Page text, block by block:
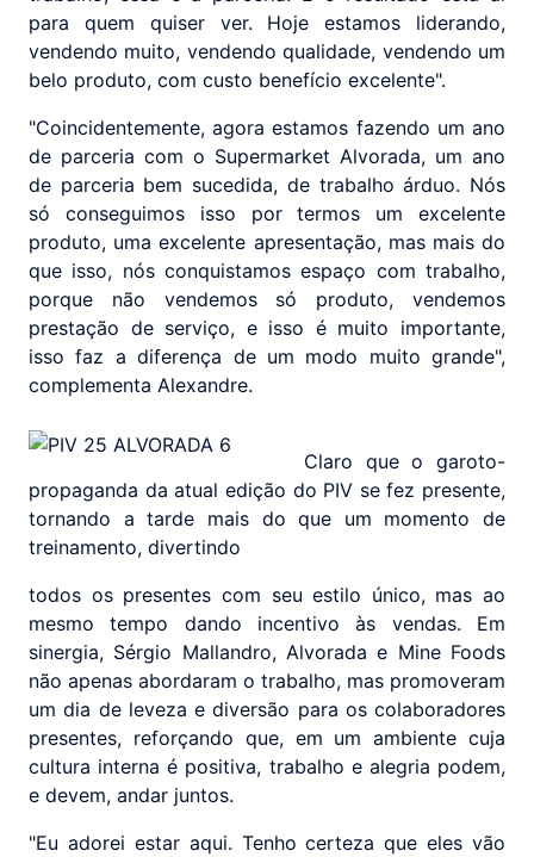
para quem quiser ver. Hoje estamos liderando,
vendendo muito, vendendo qualidade, vendendo um
belo produto, com custo benefício excelente".
"Coincidentemente, agora estamos fazendo um ano
de parceria com o Supermarket Alvorada, um ano
de parceria bem sucedida, de trabalho árduo. Nós
só conseguimos isso por termos um excelente
produto, uma excelente apresentação, mas mais do
que isso, nós conquistamos espaço com trabalho,
porque não vendemos só produto, vendemos
prestação de serviço, e isso é muito importante,
isso faz a diferença de um modo muito grande",
complementa Alexandre.
Claro que o garoto-
propaganda da atual edição do PIV se fez presente,
tornando a tarde mais do que um momento de
treinamento, divertindo
todos os presentes com seu estilo único, mas ao
mesmo tempo dando incentivo às vendas. Em
sinergia, Sérgio Mallandro, Alvorada e Mine Foods
não apenas abordaram o trabalho, mas promoveram
um dia de leveza e diversão para os colaboradores
presentes, reforçando que, em um ambiente cuja
cultura interna é positiva, trabalho e alegria podem,
e devem, andar juntos.
"Eu adorei estar aqui. Tenho certeza que eles vão